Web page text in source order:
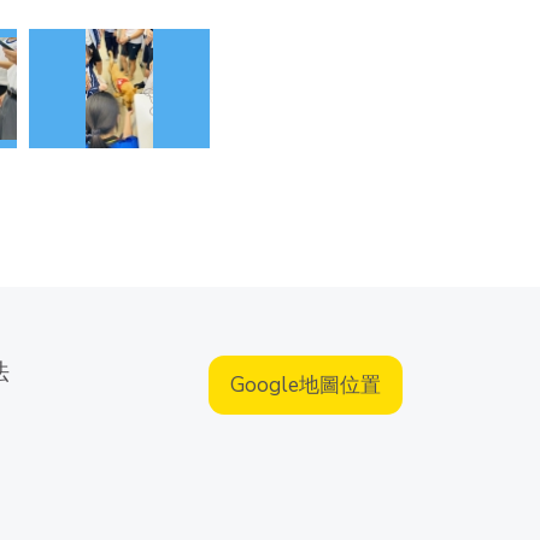
Google地圖位置